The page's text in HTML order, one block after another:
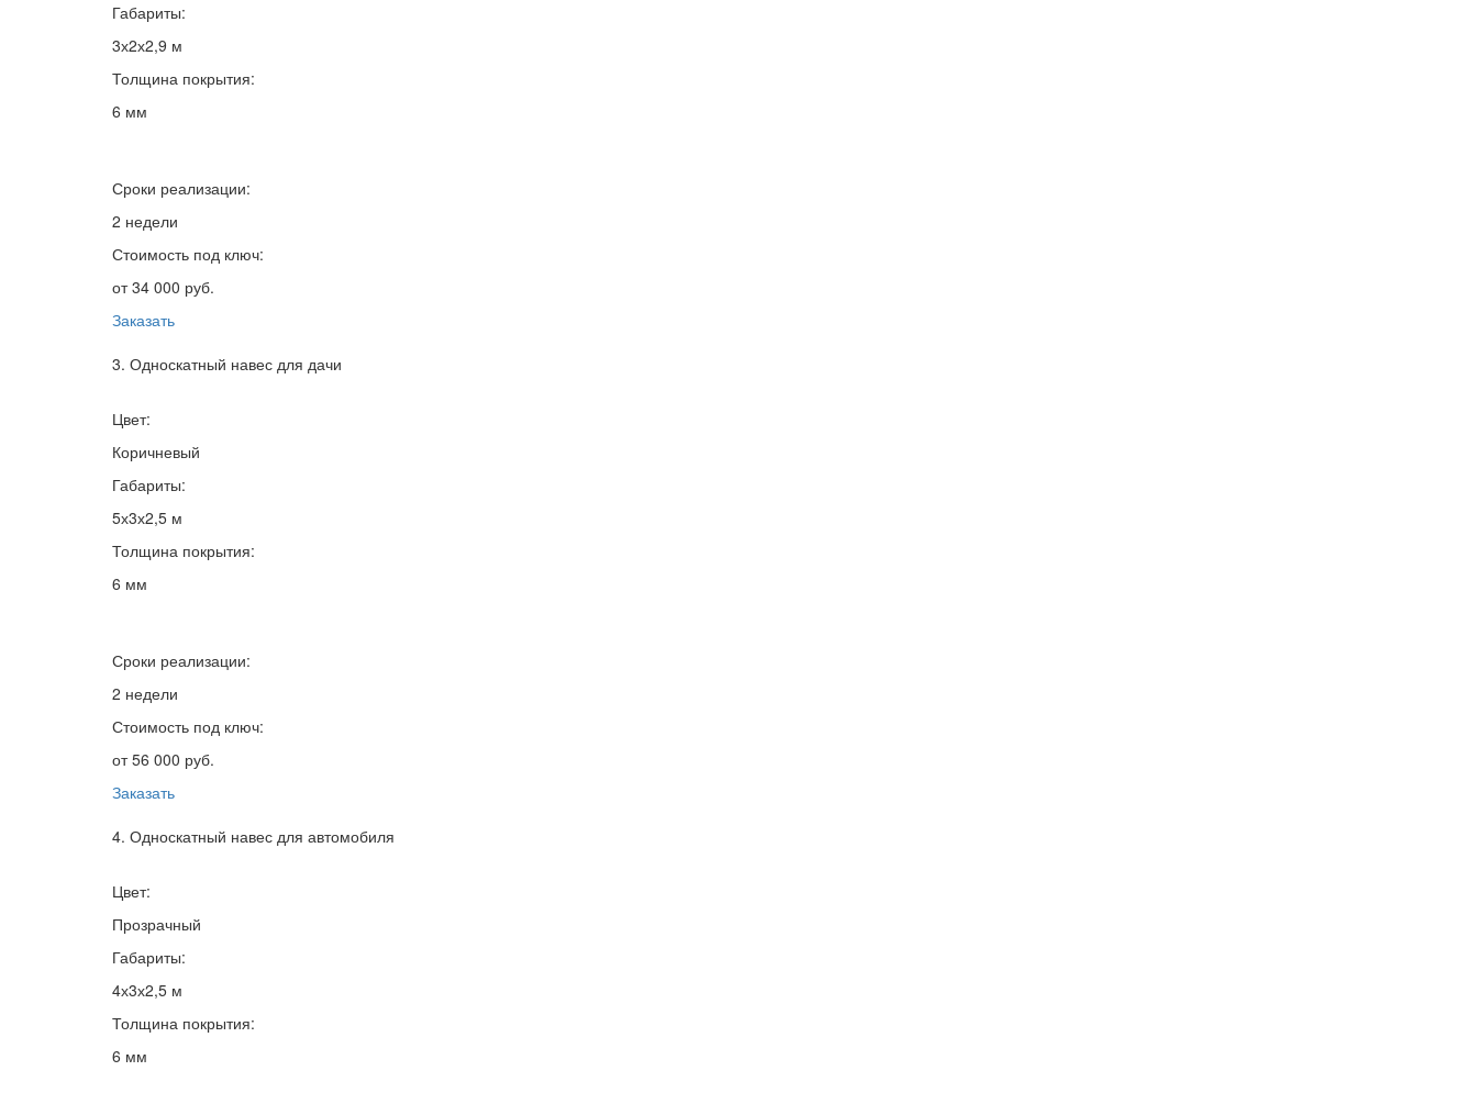
Габариты:
3х2х2,9 м
Толщина покрытия:
6 мм
Сроки реализации:
2 недели
Стоимость под ключ:
от 34 000 руб.
Заказать
3. Односкатный навес для дачи
Цвет:
Коричневый
Габариты:
5х3х2,5 м
Толщина покрытия:
6 мм
Сроки реализации:
2 недели
Стоимость под ключ:
от 56 000 руб.
Заказать
4. Односкатный навес для автомобиля
Цвет:
Прозрачный
Габариты:
4х3х2,5 м
Толщина покрытия:
6 мм